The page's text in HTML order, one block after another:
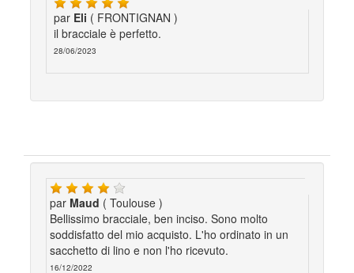
par Eli ( FRONTIGNAN )
il bracciale è perfetto.
28/06/2023
par Maud ( Toulouse )
Bellissimo bracciale, ben inciso. Sono molto
soddisfatto del mio acquisto. L'ho ordinato in un
sacchetto di lino e non l'ho ricevuto.
16/12/2022